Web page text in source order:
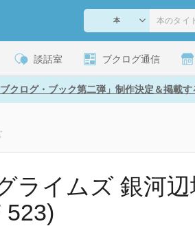
談話室 ブクログ通信
ブクログ・ブック第二弾」制作決定＆掲載す
ライムズ 銀河
523)